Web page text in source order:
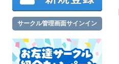
サークル管理画面サインイン